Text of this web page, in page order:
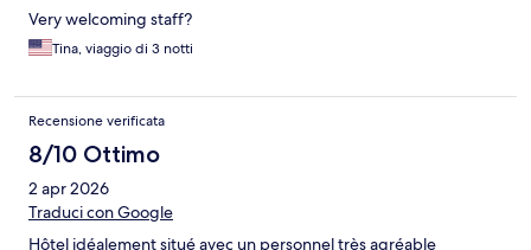
Very welcoming staff?
Tina, viaggio di 3 notti
Recensione verificata
8/10 Ottimo
2 apr 2026
Traduci con Google
Hôtel idéalement situé avec un personnel très agréable